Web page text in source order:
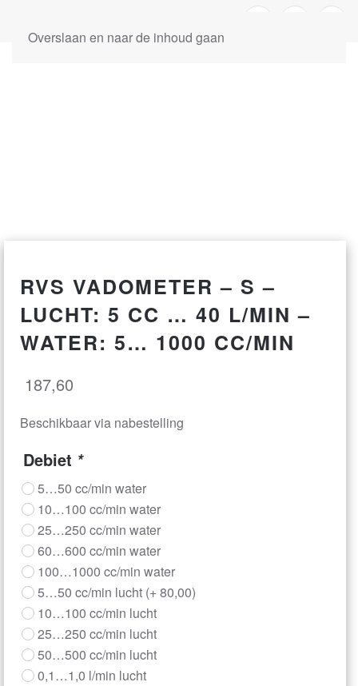
Overslaan en naar de inhoud gaan
RVS VADOMETER – S –
LUCHT: 5 CC … 40 L/MIN –
WATER: 5… 1000 CC/MIN
187,60
Beschikbaar via nabestelling
Debiet *
5…50 cc/min water
10…100 cc/min water
25…250 cc/min water
60…600 cc/min water
100…1000 cc/min water
5…50 cc/min lucht (+80,00)
10…100 cc/min lucht
25…250 cc/min lucht
50…500 cc/min lucht
0,1…1,0 l/min lucht